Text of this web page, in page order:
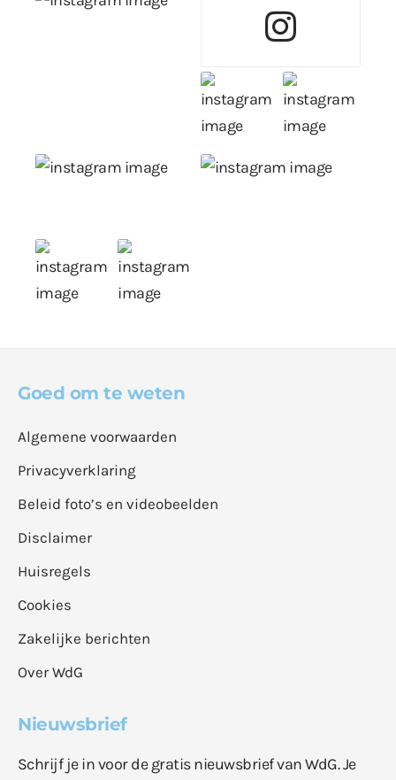
Goed om te weten
Algemene voorwaarden
Privacyverklaring
Beleid foto’s en videobeelden
Disclaimer
Huisregels
Cookies
Zakelijke berichten
Over WdG
Nieuwsbrief
Schrijf je in voor de gratis nieuwsbrief van WdG. Je